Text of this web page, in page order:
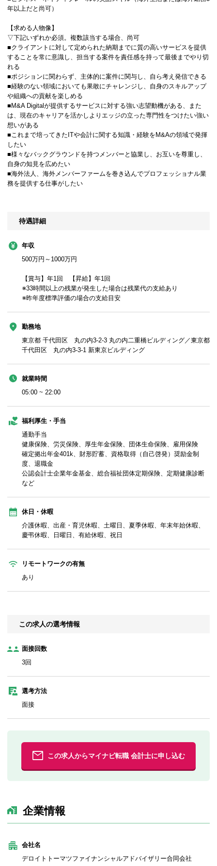
年以上だと尚可）
【求める人物像】
▽下記いずれか必須。複数該当する場合、尚可
■クライアントに対して定められた納期までに質の高いサービスを提供
することを常に意識し、担当する案件を責任感を持って最後までやり切
れる
■ポジションに関わらず、主体的に案件に関与し、自ら考え発信できる
■経験のない領域においても果敢にチャレンジし、自身のスキルアップ
や組織への貢献を楽しめる
■M&A Digitalが提供するサービスに対する強い志望動機がある、また
は、現在のキャリアを活かしよりエッジの立った専門性をつけたい強い
想いがある
■これまで培ってきたITや会計に関する知識・経験をM&Aの領域で発揮
したい
■様々なバックグラウンドを持つメンバーと協業し、お互いを尊重し、
自身の知見を広めたい
■海外法人、海外メンバーファームを巻き込んでプロフェッショナル業
務を提供する仕事がしたい
待遇詳細
年収
500万円～1000万円
【賞与】年1回 【昇給】年1回
※33時間以上の残業が発生した場合は残業代の支給あり
※昨年度標準評価の場合の支給目安
勤務地
東京都 千代田区 丸の内3-2-3 丸の内二重橋ビルディング／東京都
千代田区 丸の内3-3-1 新東京ビルディング
就業時間
05:00 ~ 22:00
福利厚生・手当
通勤手当
健康保険、労災保険、厚生年金保険、団体生命保険、雇用保険
確定拠出年金401k、財形貯蓄、資格取得（自己啓発）奨励金制
度、退職金
公認会計士企業年金基金、総合福祉団体定期保険、定期健康診断
など
休日・休暇
介護休暇、出産・育児休暇、土曜日、夏季休暇、年末年始休暇、
慶弔休暇、日曜日、有給休暇、祝日
リモートワークの有無
あり
この求人の選考情報
面接回数
3回
選考方法
面接
この求人からマイナビ転職 会計士に申し込む
企業情報
会社名
デロイトトーマツファイナンシャルアドバイザリー合同会社